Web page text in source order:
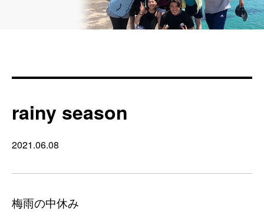
rainy season
2021.06.08
梅雨の中休み